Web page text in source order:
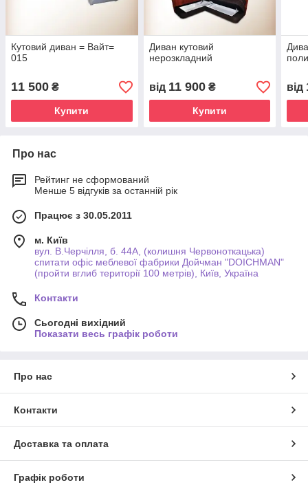
Кутовий диван = Вайт=
015
11 500 ₴
Купити
Диван кутовий
нерозкладний
від 11 900₴
Купити
від
Про нас
Рейтинг не сформований
Менше 5 відгуків за останній рік
Працює з 30.05.2011
м. Київ
вул. В.Черчілля, б. 44А, (колишня Червоноткацька)
спитати офіс меблевої фабрики Дойчман "DOICHMAN"
(пройти вглиб території 100 метрів), Київ, Україна
Контакти
Сьогодні вихідний
Показати весь графік роботи
Про нас
Контакти
Доставка та оплата
Графік роботи